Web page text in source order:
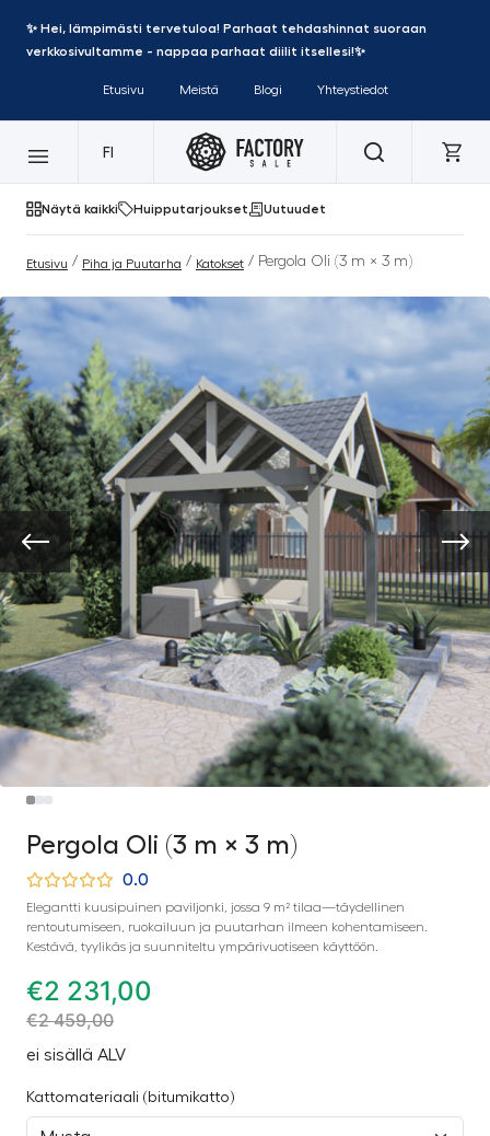
✨ Hei, lämpimästi tervetuloa! Parhaat tehdashinnat suoraan
verkkosivultamme - nappaa parhaat diilit itsellesi!✨
Etusivu Meistä Blogi Yhteystiedot
FI
Näytä kaikki Huipputarjoukset Uutuudet
Etusivu / Piha ja Puutarha / Katokset / Pergola Oli (3 m × 3 m)
Pergola Oli (3 m × 3 m)
0.0
Elegantti kuusipuinen paviljonki, jossa 9 m² tilaa—täydellinen
rentoutumiseen, ruokailuun ja puutarhan ilmeen kohentamiseen.
Kestävä, tyylikäs ja suunniteltu ympärivuotiseen käyttöön.
€2 231,00
€2 459,00
ei sisällä ALV
Kattomateriaali (bitumikatto)